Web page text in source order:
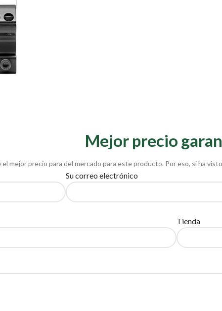
Mejor precio
mejor precio para del mercado para este producto. Por eso, si ha
Su correo electrónico
Tienda